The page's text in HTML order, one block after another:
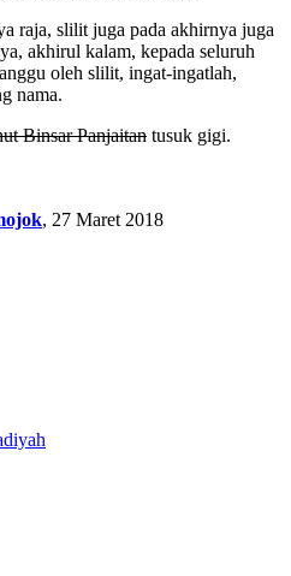
raja, slilit juga pada akhirnya juga
akhirul kalam, kepada seluruh
oleh slilit, ingat-ingatlah,
nama.
Binsar Panjaitan tusuk gigi.
, 27 Maret 2018